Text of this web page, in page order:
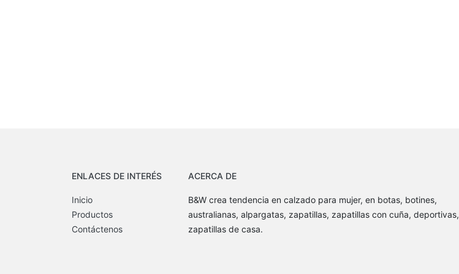
ENLACES DE INTERÉS
Inicio
Productos
Contáctenos
ACERCA DE
B&W crea tendencia en calzado para mujer, en botas, botines,
australianas, alpargatas, zapatillas, zapatillas con cuña, deportivas,
zapatillas de casa.